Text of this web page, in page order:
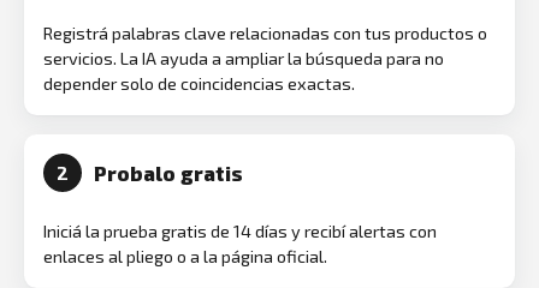
Registrá palabras clave relacionadas con tus productos o
servicios. La IA ayuda a ampliar la búsqueda para no
depender solo de coincidencias exactas.
2 Probalo gratis
Iniciá la prueba gratis de 14 días y recibí alertas con
enlaces al pliego o a la página oficial.